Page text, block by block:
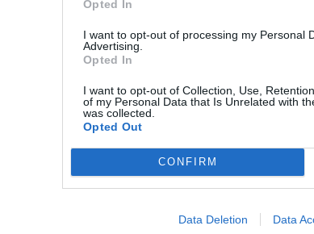
Opted In
I want to opt-out of processing my Personal
Advertising.
Opted In
I want to opt-out of Collection, Use,
of my Personal Data that Is Unrelated with
was collected.
Opted Out
CONFIRM
Data Deletion Data
increíble lo fácil que este equipo nos lo ha
gerente de la empresa.
Añadir
gratuita
Mantente informado con las últimas noticias de
Compartir